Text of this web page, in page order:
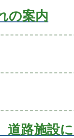
の案内
道路施設